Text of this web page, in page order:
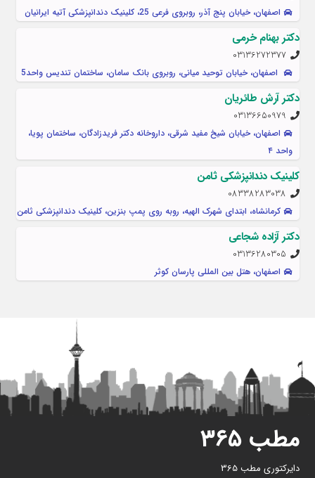
اصفهان، خیابان پنج آذر، روبروی فرعی 25، کلينيک دندانپزشکی آتیه ایرانیان
دکتر بهنام خرمی
03136272377
اصفهان، خیابان توحید میانی، روبروی بانک سامان، ساختمان تندیس واحد5
دکتر آرش طائریان
03136650979
اصفهان، خیابان شیخ مفید شرقی، داروخانه دکتر فریدزادگان، ساختمان پویا،
واحد ۴
کلینیک دندانپزشکی ثامن
08338283038
کرمانشاه، ابتدای شهرک الهیه، روبه روی پمپ بنزین، کلینیک دندانپزشکی ثامن
دکتر آزاده شجاعی
03136280305
اصفهان، هتل بین المللی پارسان کوثر
مطب ۳۶۵
دایرکتوری مطب 365